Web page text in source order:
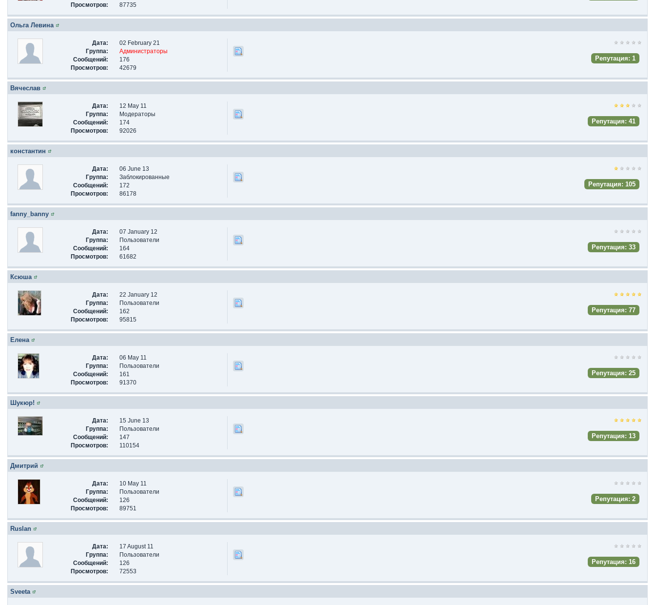
Просмотров:
87735
Ольга Левина
Дата:
02 February 21
Группа:
Администраторы
Сообщений:
176
Просмотров:
42679
Репутация: 1
Вячеслав
Дата:
12 May 11
Группа:
Модераторы
Сообщений:
174
Просмотров:
92026
Репутация: 41
константин
Дата:
06 June 13
Группа:
Заблокированные
Сообщений:
172
Просмотров:
86178
Репутация: 105
fanny_banny
Дата:
07 January 12
Группа:
Пользователи
Сообщений:
164
Просмотров:
61682
Репутация: 33
Ксюша
Дата:
22 January 12
Группа:
Пользователи
Сообщений:
162
Просмотров:
95815
Репутация: 77
Елена
Дата:
06 May 11
Группа:
Пользователи
Сообщений:
161
Просмотров:
91370
Репутация: 25
Шукюр!
Дата:
15 June 13
Группа:
Пользователи
Сообщений:
147
Просмотров:
110154
Репутация: 13
Дмитрий
Дата:
10 May 11
Группа:
Пользователи
Сообщений:
126
Просмотров:
89751
Репутация: 2
Ruslan
Дата:
17 August 11
Группа:
Пользователи
Сообщений:
126
Просмотров:
72553
Репутация: 16
Sveeta